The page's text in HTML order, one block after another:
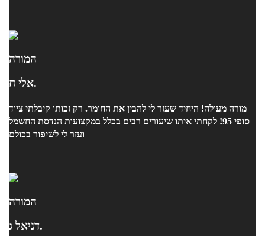
המורה
אלי ח.
מורה מעולה! היחיד שעזר לי להבין את החומר. רק זכותו קיבלתי ציוד
סופי 95! לקחתי איתו שיעורים רבים בכלל במקצועות הנדסת החשמל
ועזר לי לשיפור בכולם
המורה
דניאל ג.